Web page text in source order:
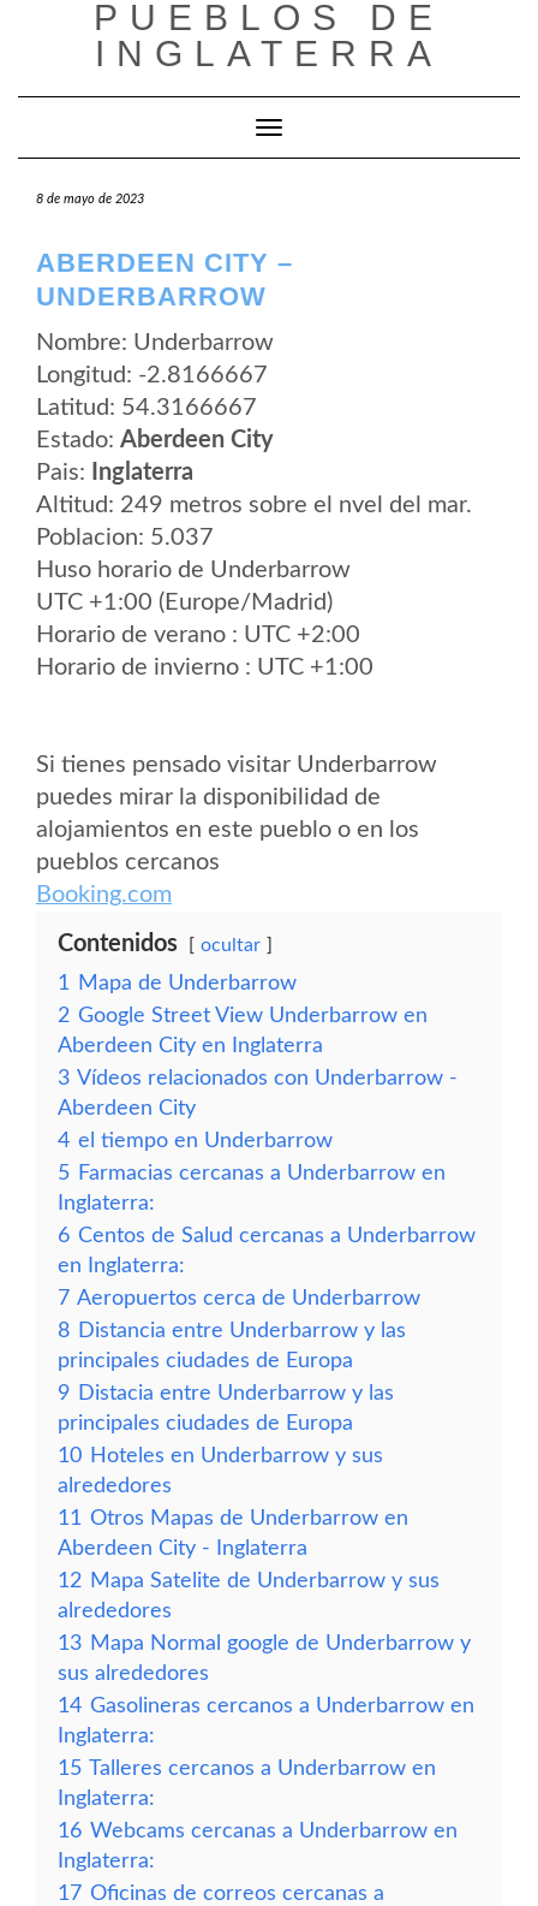
PUEBLOS DE
INGLATERRA
Cambiar modo de navegación
8 de mayo de 2023
ABERDEEN CITY –
UNDERBARROW
Nombre: Underbarrow
Longitud: -2.8166667
Latitud: 54.3166667
Estado: Aberdeen City
Pais:
Inglaterra
Altitud: 249 metros sobre el nvel del mar.
Poblacion: 5.037
Huso horario de Underbarrow
UTC +1:00 (Europe/Madrid)
Horario de verano : UTC +2:00
Horario de invierno : UTC +1:00
Si tienes pensado visitar Underbarrow
puedes mirar la disponibilidad de
alojamientos en este pueblo o en los
pueblos cercanos
Booking.com
Contenidos ocultar
1
Mapa de Underbarrow
2 Google Street View Underbarrow en
Aberdeen City en Inglaterra
3 Vídeos relacionados con Underbarrow -
Aberdeen City
4 el tiempo en Underbarrow
5 Farmacias cercanas a Underbarrow en
Inglaterra:
6 Centos de Salud cercanas a Underbarrow
en Inglaterra:
7 Aeropuertos cerca de Underbarrow
8 Distancia entre Underbarrow y las
principales ciudades de Europa
9 Distacia entre Underbarrow y las
principales ciudades de Europa
10 Hoteles en Underbarrow y sus
alrededores
11 Otros Mapas de Underbarrow en
Aberdeen City - Inglaterra
12 Mapa Satelite de Underbarrow y sus
alrededores
13 Mapa Normal google de Underbarrow y
sus alrededores
14 Gasolineras cercanos a Underbarrow en
Inglaterra:
15 Talleres cercanos a Underbarrow en
Inglaterra:
16 Webcams cercanas a Underbarrow en
Inglaterra:
17 Oficinas de correos cercanas a